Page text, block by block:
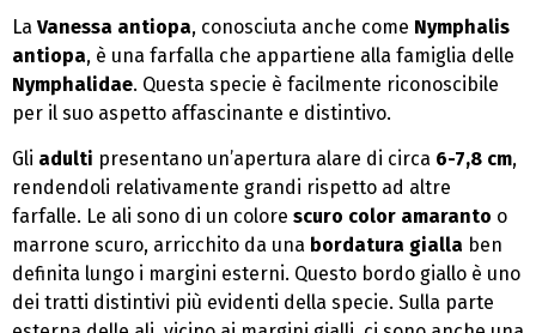
La Vanessa antiopa, conosciuta anche come Nymphalis
antiopa, è una farfalla che appartiene alla famiglia delle
Nymphalidae. Questa specie è facilmente riconoscibile
per il suo aspetto affascinante e distintivo.
Gli adulti presentano un’apertura alare di circa 6-7,8 cm,
rendendoli relativamente grandi rispetto ad altre
farfalle. Le ali sono di un colore scuro color amaranto o
marrone scuro, arricchito da una bordatura gialla ben
definita lungo i margini esterni. Questo bordo giallo è uno
dei tratti distintivi più evidenti della specie. Sulla parte